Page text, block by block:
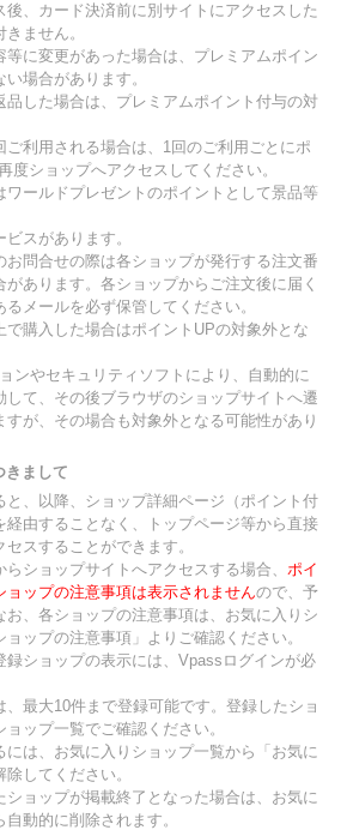
後、カード決済前に別サイトにアクセスした
ません。
等に変更があった場合は、プレミアムポイン
場合があります。
品した場合は、プレミアムポイント付与の対
ご利用される場合は、1回のご利用ごとにポ
度ショップへアクセスしてください。
ワールドプレゼントのポイントとして景品等
スがあります。
お問合せの際は各ショップが発行する注文番
あります。各ショップからご注文後に届く
メールを必ず保管してください。
で購入した場合はポイントUPの対象外とな
ンやセキュリティソフトにより、自動的に
して、その後ブラウザのショップサイトへ遷
が、その場合も対象外となる可能性があり
きまして
と、以降、ショップ詳細ページ（ポイント付
経由することなく、トップページ等から直接
スすることができます。
ショップサイトへアクセスする場合、 ポイ
ョップの注意事項は表示されませんので、予
お、各ショップの注意事項は、お気に入りシ
ョップの注意事項」よりご確認ください。
録ショップの表示には、Vpassログインが必
、最大10件まで登録可能です。登録したショ
ップ一覧でご確認ください。
には、お気に入りショップ一覧から「お気に
してください。
ショップが掲載終了となった場合は、お気に
動的に削除されます。